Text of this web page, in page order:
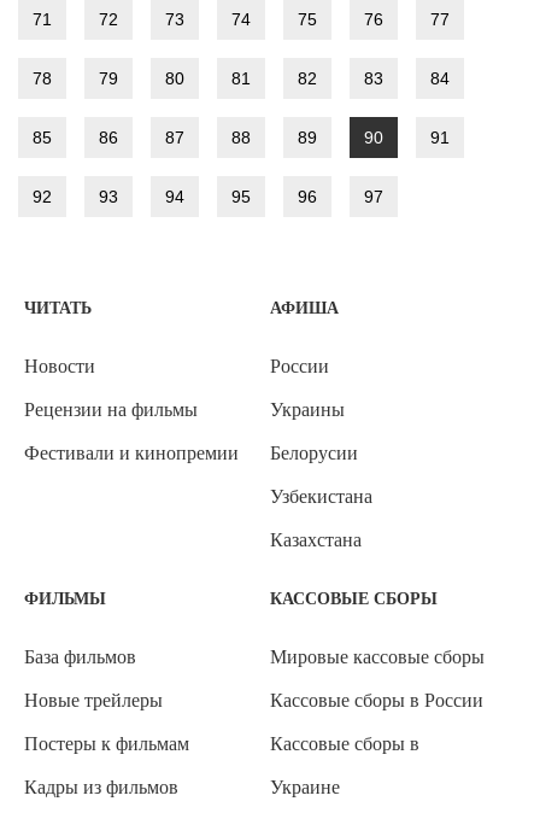
71 72 73 74 75 76 77
78 79 80 81 82 83 84
85 86 87 88 89 90 91
92 93 94 95 96 97
ЧИТАТЬ
Новости
Рецензии на фильмы
Фестивали и кинопремии
АФИША
России
Украины
Белорусии
Узбекистана
Казахстана
ФИЛЬМЫ
База фильмов
Новые трейлеры
Постеры к фильмам
Кадры из фильмов
КАССОВЫЕ СБОРЫ
Мировые кассовые сборы
Кассовые сборы в России
Кассовые сборы в
Украине